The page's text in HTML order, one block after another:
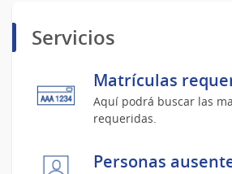
Servicios
Matrículas
Aquí podrá buscar las
requeridas.
Personas